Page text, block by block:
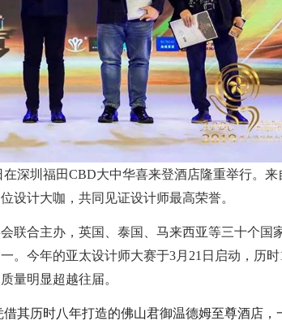
深圳福田CBD大中华喜来登酒店隆重举行。来
设计大咖，共同见证设计师最高荣誉。
联合主办，英国、泰国、马来西亚等三十个国
。今年的亚太设计师大赛于3月21日启动，历时
量明显超越往届。
其历时八年打造的佛山君御温德姆至尊酒店，